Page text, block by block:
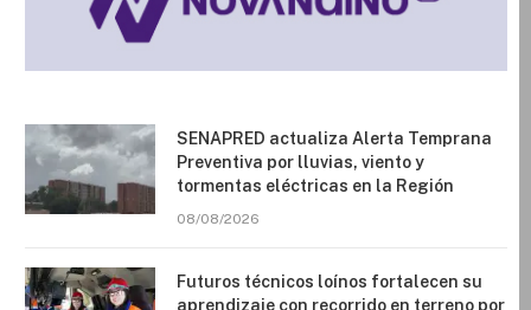
SENAPRED actualiza Alerta Temprana
Preventiva por lluvias, viento y
tormentas eléctricas en la Región
08/08/2026
Futuros técnicos loínos fortalecen su
aprendizaje con recorrido en terreno por